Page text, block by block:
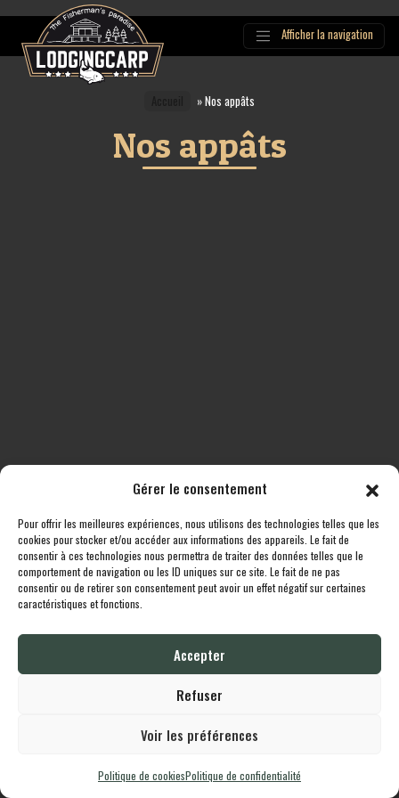
Gérer le consentement
Pour offrir les meilleures expériences, nous utilisons des technologies telles que les
cookies pour stocker et/ou accéder aux informations des appareils. Le fait de
consentir à ces technologies nous permettra de traiter des données telles que le
comportement de navigation ou les ID uniques sur ce site. Le fait de ne pas
consentir ou de retirer son consentement peut avoir un effet négatif sur certaines
caractéristiques et fonctions.
Accepter
Refuser
Voir les préférences
Politique de cookiesPolitique de confidentialité
Main
Navigation
Afficher la navigation
»Nos appâts
Nos appâts
Toutes les destinations Boutique Le cheptel Contact
Lodgingcarppropulsé fièrement par Une créationWhornat.com | Mentions
Légales | Politique de confidentialité
English Français